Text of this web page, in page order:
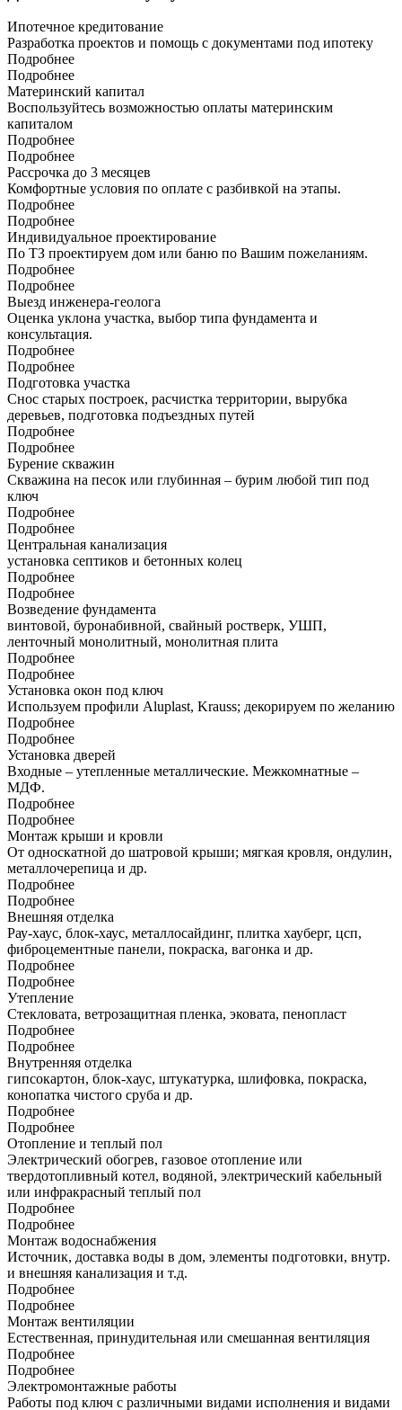
Ипотечное кредитование
Разработка проектов и помощь с документами под ипотеку
Подробнее
Подробнее
Материнский капитал
Воспользуйтесь возможностью оплаты материнским
капиталом
Подробнее
Подробнее
Рассрочка до 3 месяцев
Комфортные условия по оплате с разбивкой на этапы.
Подробнее
Подробнее
Индивидуальное проектирование
По ТЗ проектируем дом или баню по Вашим пожеланиям.
Подробнее
Подробнее
Выезд инженера-геолога
Оценка уклона участка, выбор типа фундамента и
консультация.
Подробнее
Подробнее
Подготовка участка
Снос старых построек, расчистка территории, вырубка
деревьев, подготовка подъездных путей
Подробнее
Подробнее
Бурение скважин
Скважина на песок или глубинная – бурим любой тип под
ключ
Подробнее
Подробнее
Центральная канализация
установка септиков и бетонных колец
Подробнее
Подробнее
Возведение фундамента
винтовой, буронабивной, свайный ростверк, УШП,
ленточный монолитный, монолитная плита
Подробнее
Подробнее
Установка окон под ключ
Используем профили Aluplast, Krauss; декорируем по желанию
Подробнее
Подробнее
Установка дверей
Входные – утепленные металлические. Межкомнатные –
МДФ.
Подробнее
Подробнее
Монтаж крыши и кровли
От односкатной до шатровой крыши; мягкая кровля, ондулин,
металлочерепица и др.
Подробнее
Подробнее
Внешняя отделка
Рау-хаус, блок-хаус, металлосайдинг, плитка хауберг, цсп,
фиброцементные панели, покраска, вагонка и др.
Подробнее
Подробнее
Утепление
Стекловата, ветрозащитная пленка, эковата, пенопласт
Подробнее
Подробнее
Внутренняя отделка
гипсокартон, блок-хаус, штукатурка, шлифовка, покраска,
конопатка чистого сруба и др.
Подробнее
Подробнее
Отопление и теплый пол
Электрический обогрев, газовое отопление или
твердотопливный котел, водяной, электрический кабельный
или инфракрасный теплый пол
Подробнее
Подробнее
Монтаж водоснабжения
Источник, доставка воды в дом, элементы подготовки, внутр.
и внешняя канализация и т.д.
Подробнее
Подробнее
Монтаж вентиляции
Естественная, принудительная или смешанная вентиляция
Подробнее
Подробнее
Электромонтажные работы
Работы под ключ с различными видами исполнения и видами